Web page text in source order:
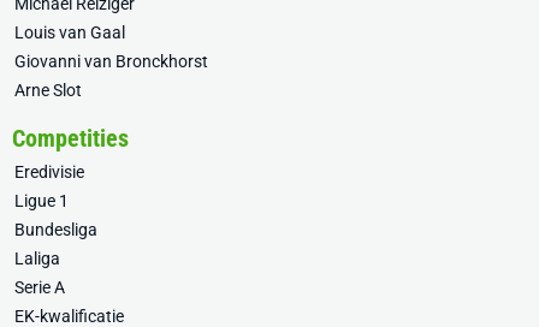
Louis van Gaal
Giovanni van Bronckhorst
Arne Slot
Competities
Eredivisie
Ligue 1
Bundesliga
Laliga
Serie A
EK-kwalificatie